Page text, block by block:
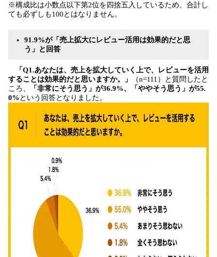
※構成比は小数点以下第2位を四捨五入しているため、合計し
ても必ずしも100とはなりません。
91.9%が「売上拡大にレビュー活用は効果的だと思
う」と回答
「Q1.あなたは、売上を拡大していく上で、レビューを活用
することは効果的だと思いますか。」
（n=111）と質問したと
ころ、
「非常にそう思う」が36.9%、「ややそう思う」が55.
0%という回答となりました。